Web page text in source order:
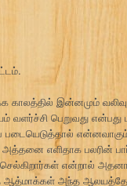
இன்னமும்
வளர்ச்சி பெறுவது என்பது
படையெடுத்தால்
எளிதாக பலரின்
என்றால்
ஆத்மாக்கள் அந்த